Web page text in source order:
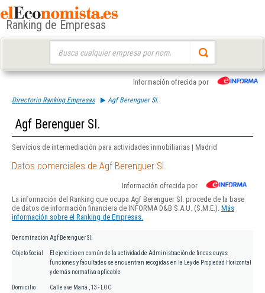
Ranking de Empresas
Información ofrecida por
Directorio Ranking Empresas Agf Berenguer Sl.
Agf Berenguer Sl.
Servicios de intermediación para actividades inmobiliarias | Madrid
Datos comerciales de Agf Berenguer Sl.
Información ofrecida por
La información del Ranking que ocupa Agf Berenguer Sl. procede de la base
de datos de información financiera de INFORMA D&B S.A.U. (S.M.E.). Más
información sobre el Ranking de Empresas.
Denominación Agf Berenguer Sl.
Objeto Social
El ejercicio en común de la actividad de Administración de fincas cuyas
funciones y facultades se encuentran recogidas en la Ley de Propiedad Horizontal
y demás normativa aplicable
Domicilio
Calle ave Maria , 13 - LOC